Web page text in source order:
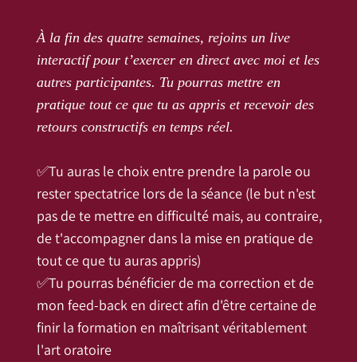
À la fin des quatre semaines, rejoins un live
interactif pour t’exercer en direct avec moi et les
autres participantes. Tu pourras mettre en
pratique tout ce que tu as appris et recevoir des
retours constructifs en temps réel.
✅Tu auras le choix entre prendre la parole ou
rester spectatrice lors de la séance (le but n'est
pas de te mettre en difficulté mais, au contraire,
de t'accompagner dans la mise en pratique de
tout ce que tu auras appris)
✅Tu pourras bénéficier de ma correction et de
mon feed-back en direct afin d'être certaine de
finir la formation en maîtrisant véritablement
l'art oratoire